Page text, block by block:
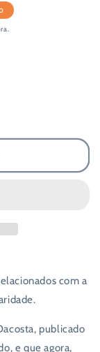
com a
publicado
e que agora,